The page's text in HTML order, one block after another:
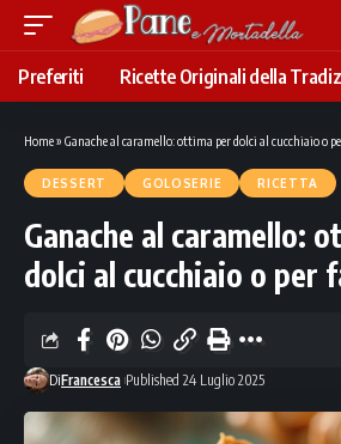
Preferiti Ricette Originali della
Home» Ganache al caramello: ottima per dolci al cucchiaio o
DESSERT GOLOSERIE RICETTA
Ganache al caramello:
dolci al cucchiaio o per
DiFrancesca Published 24 Luglio 2025